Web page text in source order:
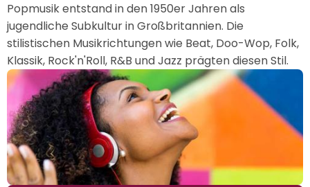
Popmusik entstand in den 1950er Jahren als
jugendliche Subkultur in Großbritannien. Die
stilistischen Musikrichtungen wie Beat, Doo-Wop, Folk,
Klassik, Rock'n'Roll, R&B und Jazz prägten diesen Stil.